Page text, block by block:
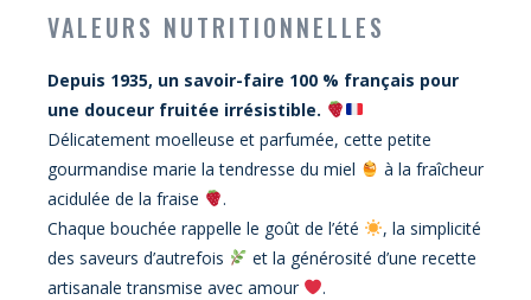
VALEURS NUTRITIONNELLES
Depuis 1935, un savoir-faire 100 % français pour
une douceur fruitée irrésistible.
Délicatement moelleuse et parfumée, cette petite
gourmandise marie la tendresse du miel
à la fraîcheur
acidulée de la fraise
.
Chaque bouchée rappelle le goût de l’été
, la simplicité
des saveurs d’autrefois
et la générosité d’une recette
artisanale transmise avec amour
.